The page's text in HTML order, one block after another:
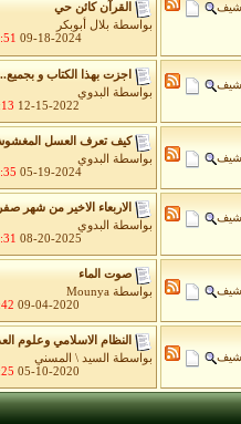
القرآن كائن حي
بواسطة بلال أبوبكر
09-18-2024
AM
اجزت بهذا الكتاب و
بواسطة
البدوي
12-15-2022
PM
كيف تعرف العسل
بواسطة
البدوي
05-19-2024
AM
الاربعاء الاخير من شهر
بواسطة
البدوي
08-20-2025
AM
صوت الماء
بواسطة Mounya
09-04-2020
PM
النظام الاسلامي وعلوم
بواسطة
السيد \ المسني
05-10-2020
PM